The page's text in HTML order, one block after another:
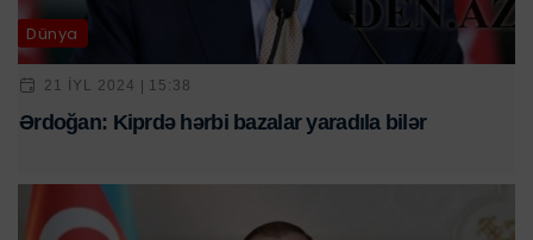
Dünya
21 IYL 2024 | 15:38
Ərdoğan: Kiprdə hərbi bazalar yaradıla bilər